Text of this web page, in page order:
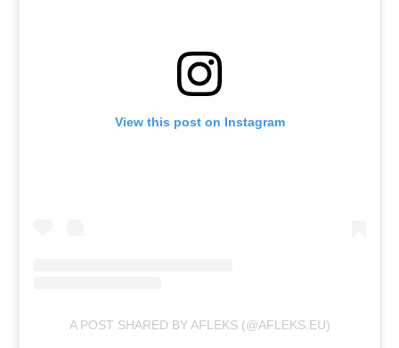
View this post on Instagram
A POST SHARED BY AFLEKS (@AFLEKS.EU)